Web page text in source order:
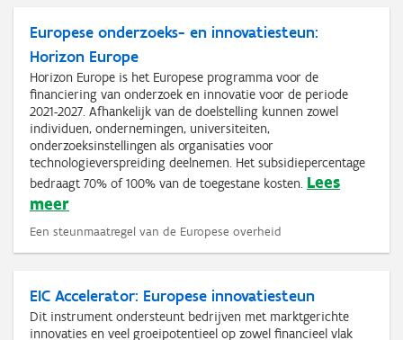
Europese onderzoeks- en innovatiesteun:
Horizon Europe
Horizon Europe is het Europese programma voor de
financiering van onderzoek en innovatie voor de periode
2021-2027. Afhankelijk van de doelstelling kunnen zowel
individuen, ondernemingen, universiteiten,
onderzoeksinstellingen als organisaties voor
technologieverspreiding deelnemen. Het subsidiepercentage
bedraagt 70% of 100% van de toegestane kosten. Lees
meer
Een steunmaatregel van de Europese overheid
EIC Accelerator: Europese innovatiesteun
Dit instrument ondersteunt bedrijven met marktgerichte
innovaties en veel groeipotentieel op zowel financieel vlak